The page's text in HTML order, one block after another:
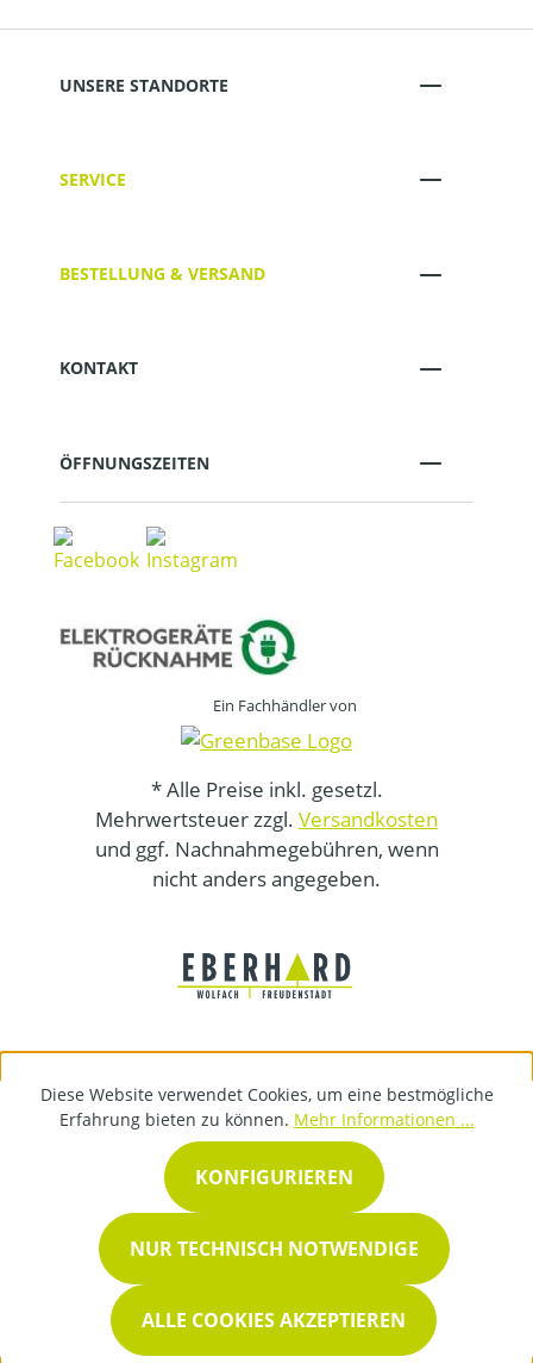
UNSERE STANDORTE
SERVICE
BESTELLUNG & VERSAND
KONTAKT
ÖFFNUNGSZEITEN
Ein Fachhändler von
* Alle Preise inkl. gesetzl.
Mehrwertsteuer zzgl. Versandkosten
und ggf. Nachnahmegebühren, wenn
nicht anders angegeben.
Diese Website verwendet Cookies, um eine bestmögliche
Erfahrung bieten zu können. Mehr Informationen ...
NUR TECHNISCH NOTWENDIGE
KONFIGURIEREN
ALLE COOKIES AKZEPTIEREN